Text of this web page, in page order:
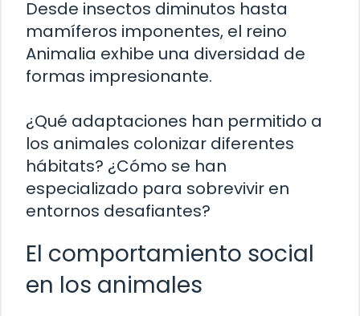
Desde insectos diminutos hasta
mamíferos imponentes, el reino
Animalia exhibe una diversidad de
formas impresionante.
¿Qué adaptaciones han permitido a
los animales colonizar diferentes
hábitats? ¿Cómo se han
especializado para sobrevivir en
entornos desafiantes?
El comportamiento social
en los animales